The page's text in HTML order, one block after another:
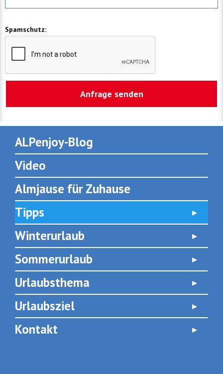
Spamschutz:
ALPenjoy-Blog
Video
Almjause für Zuhause
Tipps
Winterurlaub
Sommerurlaub
Urlaubsthema
Urlaubsziel
Kontakt